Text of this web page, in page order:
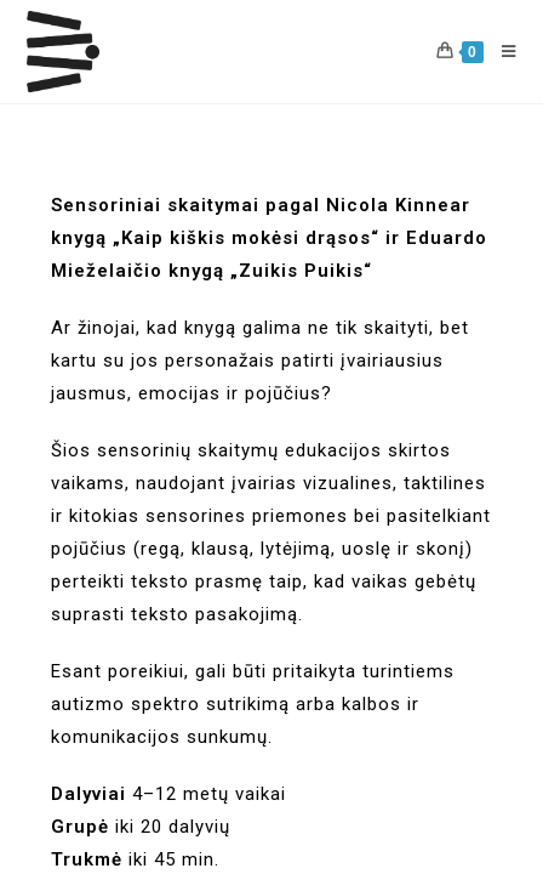
0
Sensoriniai skaitymai pagal Nicola Kinnear
knygą „Kaip kiškis mokėsi drąsos“ ir Eduardo
Mieželaičio knygą „Zuikis Puikis“
Ar žinojai, kad knygą galima ne tik skaityti, bet
kartu su jos personažais patirti įvairiausius
jausmus, emocijas ir pojūčius?
Šios sensorinių skaitymų edukacijos skirtos
vaikams, naudojant įvairias vizualines, taktilines
ir kitokias sensorines priemones bei pasitelkiant
pojūčius (regą, klausą, lytėjimą, uoslę ir skonį)
perteikti teksto prasmę taip, kad vaikas gebėtų
suprasti teksto pasakojimą.
Esant poreikiui, gali būti pritaikyta turintiems
autizmo spektro sutrikimą arba kalbos ir
komunikacijos sunkumų.
Dalyviai 4–12 metų vaikai
Grupė iki 20 dalyvių
Trukmė iki 45 min.